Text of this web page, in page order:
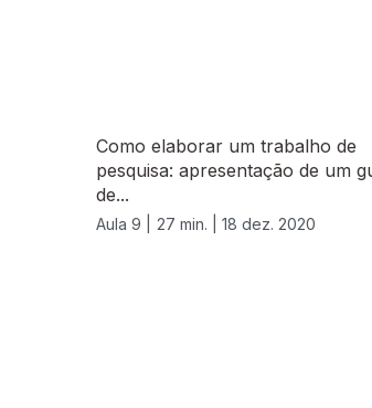
Como elaborar um trabalho de
pesquisa: apresentação de um
de...
Aula 9 | 27 min. | 18 dez. 2020